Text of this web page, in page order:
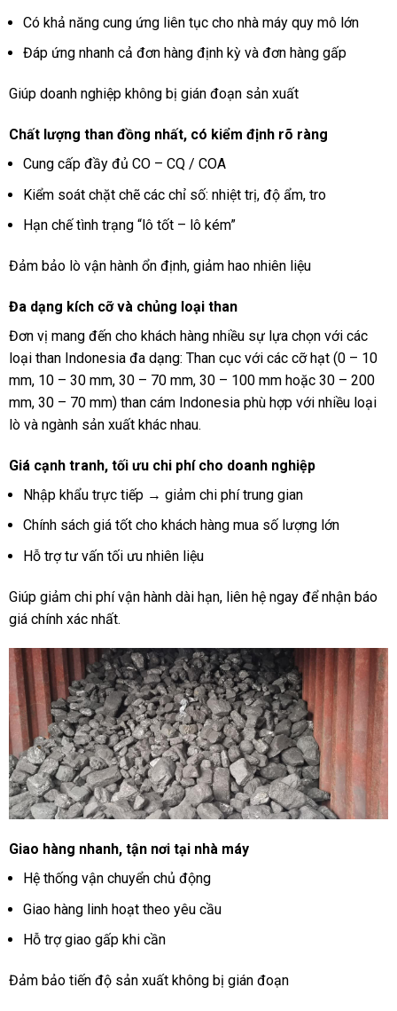
Có khả năng cung ứng liên tục cho nhà máy quy mô lớn
Đáp ứng nhanh cả đơn hàng định kỳ và đơn hàng gấp
Giúp doanh nghiệp không bị gián đoạn sản xuất
Chất lượng than đồng nhất, có kiểm định rõ ràng
Cung cấp đầy đủ CO – CQ / COA
Kiểm soát chặt chẽ các chỉ số: nhiệt trị, độ ẩm, tro
Hạn chế tình trạng “lô tốt – lô kém”
Đảm bảo lò vận hành ổn định, giảm hao nhiên liệu
Đa dạng kích cỡ và chủng loại than
Đơn vị mang đến cho khách hàng nhiều sự lựa chọn với các
loại than Indonesia đa dạng: Than cục với các cỡ hạt (0 – 10
mm, 10 – 30 mm, 30 – 70 mm, 30 – 100 mm hoặc 30 – 200
mm, 30 – 70 mm) than cám Indonesia phù hợp với nhiều loại
lò và ngành sản xuất khác nhau.
Giá cạnh tranh, tối ưu chi phí cho doanh nghiệp
Nhập khẩu trực tiếp → giảm chi phí trung gian
Chính sách giá tốt cho khách hàng mua số lượng lớn
Hỗ trợ tư vấn tối ưu nhiên liệu
Giúp giảm chi phí vận hành dài hạn, liên hệ ngay để nhận báo
giá chính xác nhất.
Giao hàng nhanh, tận nơi tại nhà máy
Hệ thống vận chuyển chủ động
Giao hàng linh hoạt theo yêu cầu
Hỗ trợ giao gấp khi cần
Đảm bảo tiến độ sản xuất không bị gián đoạn